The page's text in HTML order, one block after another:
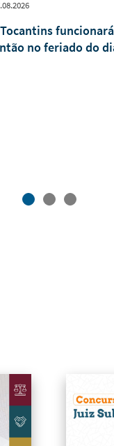
no feriado do